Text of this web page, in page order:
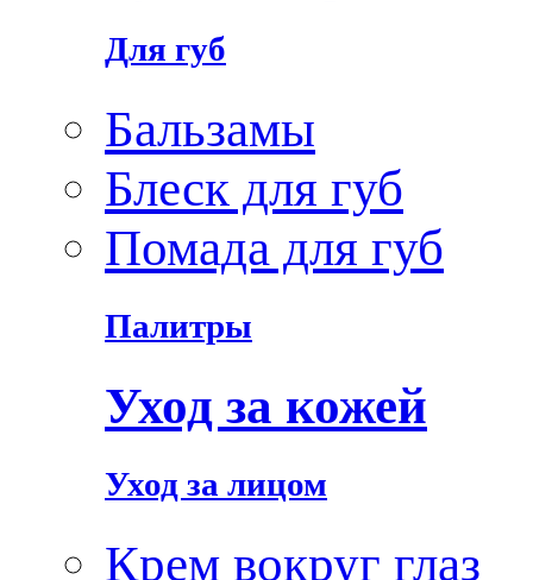
Для губ
Бальзамы
Блеск для губ
Помада для губ
Палитры
Уход за кожей
Уход за лицом
Крем вокруг глаз